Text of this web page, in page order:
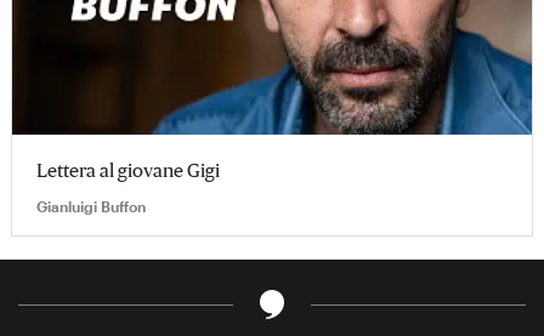
Lettera al giovane Gigi
Gianluigi Buffon